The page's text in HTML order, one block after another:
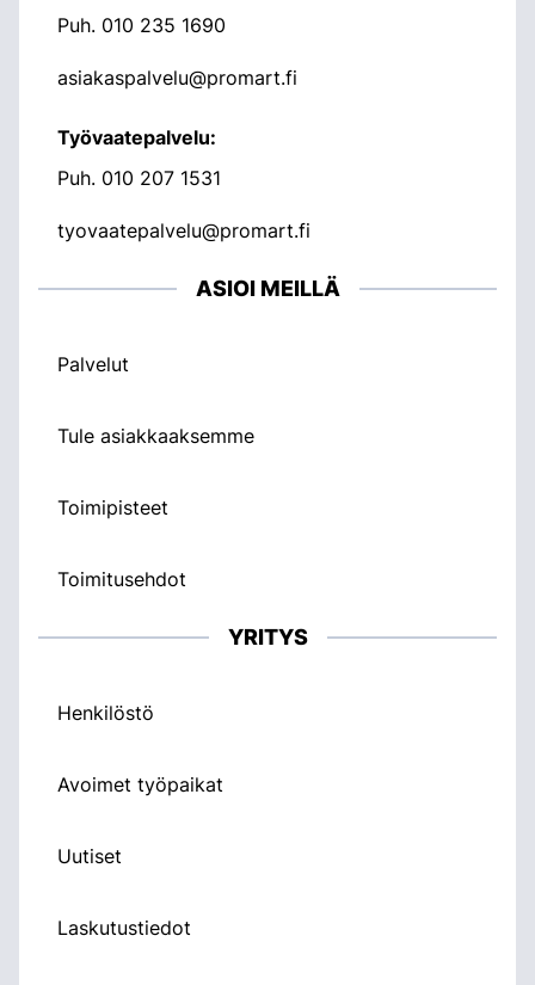
Puh. 010 235 1690
asiakaspalvelu@promart.fi
Työvaatepalvelu:
Puh. 010 207 1531
tyovaatepalvelu@promart.fi
ASIOI MEILLÄ
Palvelut
Tule asiakkaaksemme
Toimipisteet
Toimitusehdot
YRITYS
Henkilöstö
Avoimet työpaikat
Uutiset
Laskutustiedot